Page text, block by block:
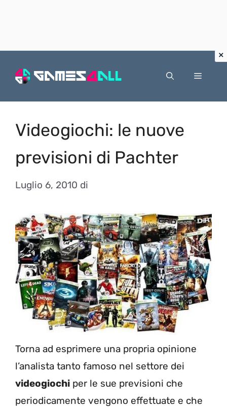
Menu
Videogiochi: le nuove
previsioni di Pachter
Luglio 6, 2010 di
Torna ad esprimere una propria opinione
l’analista tanto famoso nel settore dei
videogiochi per le sue previsioni che
periodicamente vengono effettuate e che